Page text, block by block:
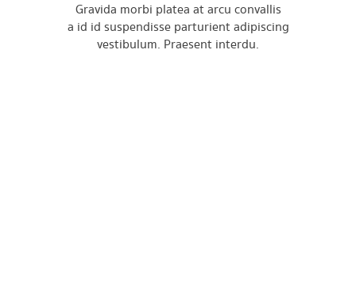
Gravida morbi platea at arcu convallis
a id id suspendisse parturient adipiscing
vestibulum. Praesent interdu.